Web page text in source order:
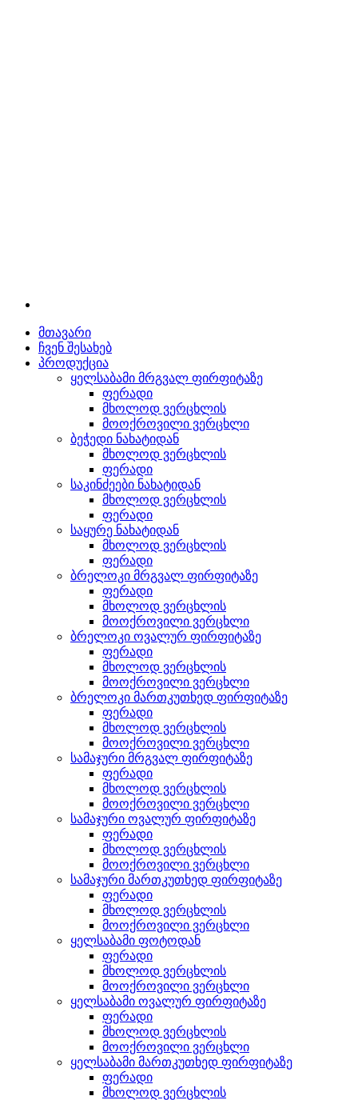
მთავარი
ჩვენ შესახებ
პროდუქცია
ყელსაბამი მრგვალ ფირფიტაზე
ფერადი
მხოლოდ ვერცხლის
მოოქროვილი ვერცხლი
ბეჭედი ნახატიდან
მხოლოდ ვერცხლის
ფერადი
საკინძეები ნახატიდან
მხოლოდ ვერცხლის
ფერადი
საყურე ნახატიდან
მხოლოდ ვერცხლის
ფერადი
ბრელოკი მრგვალ ფირფიტაზე
ფერადი
მხოლოდ ვერცხლის
მოოქროვილი ვერცხლი
ბრელოკი ოვალურ ფირფიტაზე
ფერადი
მხოლოდ ვერცხლის
მოოქროვილი ვერცხლი
ბრელოკი მართკუთხედ ფირფიტაზე
ფერადი
მხოლოდ ვერცხლის
მოოქროვილი ვერცხლი
სამაჯური მრგვალ ფირფიტაზე
ფერადი
მხოლოდ ვერცხლის
მოოქროვილი ვერცხლი
სამაჯური ოვალურ ფირფიტაზე
ფერადი
მხოლოდ ვერცხლის
მოოქროვილი ვერცხლი
სამაჯური მართკუთხედ ფირფიტაზე
ფერადი
მხოლოდ ვერცხლის
მოოქროვილი ვერცხლი
ყელსაბამი ფოტოდან
ფერადი
მხოლოდ ვერცხლის
მოოქროვილი ვერცხლი
ყელსაბამი ოვალურ ფირფიტაზე
ფერადი
მხოლოდ ვერცხლის
მოოქროვილი ვერცხლი
ყელსაბამი მართკუთხედ ფირფიტაზე
ფერადი
მხოლოდ ვერცხლის